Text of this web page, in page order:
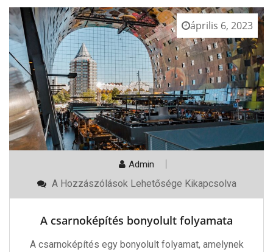
április 6, 2023
Admin
A
Bonyolult
Bejegyzéshez
A Hozzászólások Lehetősége Kikapcsolva
A csarnoképítés bonyolult folyamata
A csarnoképítés egy bonyolult folyamat, amelynek